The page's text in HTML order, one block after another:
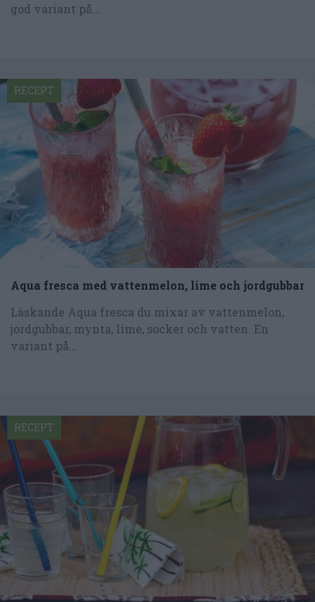
god variant på...
Aqua fresca med vattenmelon, lime och jordgubbar
Läskande Aqua fresca du mixar av vattenmelon,
jordgubbar, mynta, lime, socker och vatten. En
variant på...
RECEPT
RECEPT